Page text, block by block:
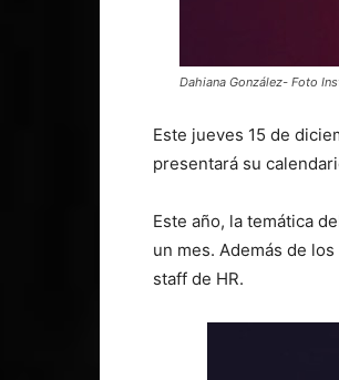
Dahiana González- Foto
Este jueves 15 de
presentará su
Este año, la temática
un mes. Además de
staff de HR.